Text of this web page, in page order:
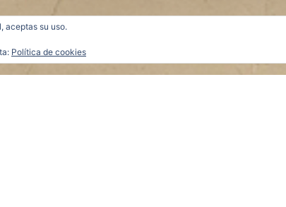
aceptas su uso.
Política de cookies